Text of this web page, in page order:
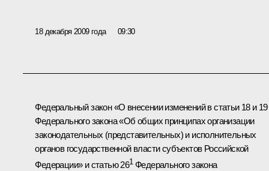
18 декабря 2009 года 09:30
Федеральный закон «О внесении изменений в статьи 18 и 19
Федерального закона «Об общих принципах организации
законодательных (представительных) и исполнительных
органов государственной власти субъектов Российской
Федерации» и статью 261Федерального закона